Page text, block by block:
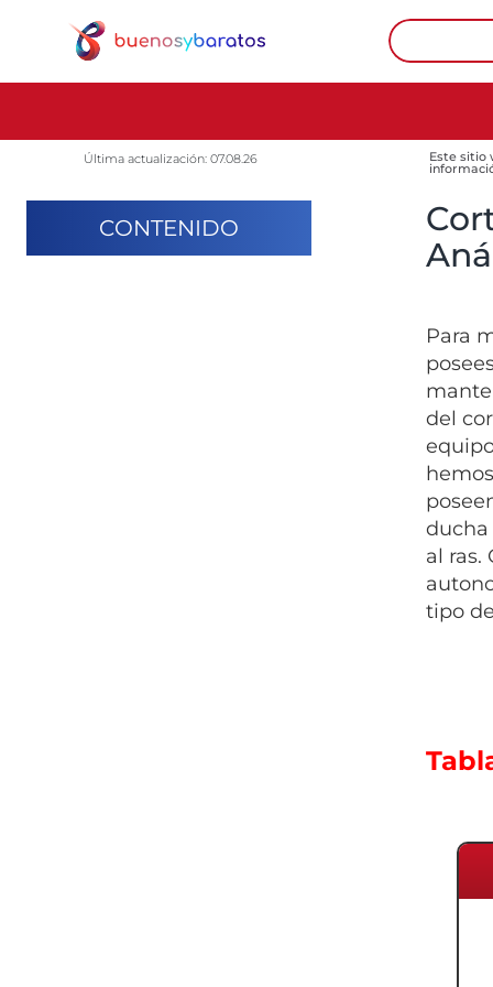
Última actualización: 07.08.26 Este sitio
CONTENIDO
Para
del
ducha
al ras.
tipo